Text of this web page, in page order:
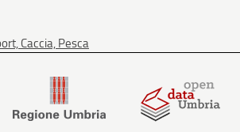
Caccia, Pesca